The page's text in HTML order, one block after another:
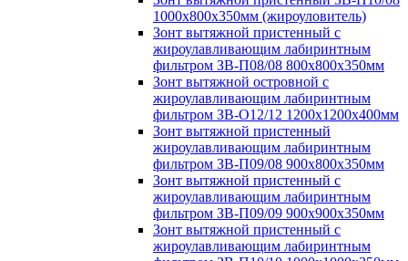
1000х800х350мм (жироуловитель)
Зонт вытяжной пристенный с
жироулавливающим лабиринтным
фильтром ЗВ-П08/08 800х800х350мм
Зонт вытяжной островной с
жироулавливающим лабиринтным
фильтром ЗВ-О12/12 1200х1200х400мм
Зонт вытяжной пристенный
жироулавливающим лабиринтным
фильтром ЗВ-П09/08 900х800х350мм
Зонт вытяжной пристенный с
жироулавливающим лабиринтным
фильтром ЗВ-П09/09 900х900х350мм
Зонт вытяжной пристенный с
жироулавливающим лабиринтным